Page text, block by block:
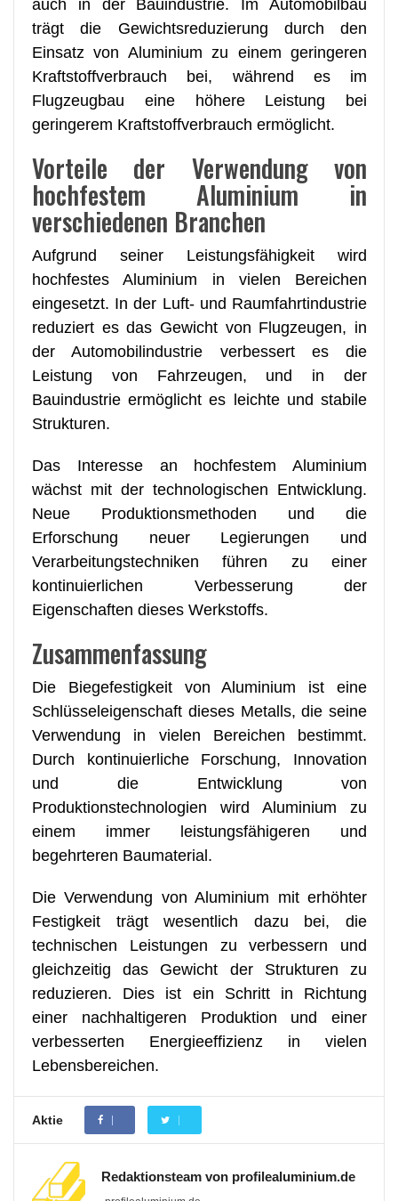
auch in der Bauindustrie. Im Automobilbau
trägt die Gewichtsreduzierung durch den
Einsatz von Aluminium zu einem geringeren
Kraftstoffverbrauch bei, während es im
Flugzeugbau eine höhere Leistung bei
geringerem Kraftstoffverbrauch ermöglicht.
Vorteile der Verwendung von
hochfestem Aluminium in
verschiedenen Branchen
Aufgrund seiner Leistungsfähigkeit wird
hochfestes Aluminium in vielen Bereichen
eingesetzt. In der Luft- und Raumfahrtindustrie
reduziert es das Gewicht von Flugzeugen, in
der Automobilindustrie verbessert es die
Leistung von Fahrzeugen, und in der
Bauindustrie ermöglicht es leichte und stabile
Strukturen.
Das Interesse an hochfestem Aluminium
wächst mit der technologischen Entwicklung.
Neue Produktionsmethoden und die
Erforschung neuer Legierungen und
Verarbeitungstechniken führen zu einer
kontinuierlichen Verbesserung der
Eigenschaften dieses Werkstoffs.
Zusammenfassung
Die Biegefestigkeit von Aluminium ist eine
Schlüsseleigenschaft dieses Metalls, die seine
Verwendung in vielen Bereichen bestimmt.
Durch kontinuierliche Forschung, Innovation
und die Entwicklung von
Produktionstechnologien wird Aluminium zu
einem immer leistungsfähigeren und
begehrteren Baumaterial.
Die Verwendung von Aluminium mit erhöhter
Festigkeit trägt wesentlich dazu bei, die
technischen Leistungen zu verbessern und
gleichzeitig das Gewicht der Strukturen zu
reduzieren. Dies ist ein Schritt in Richtung
einer nachhaltigeren Produktion und einer
verbesserten Energieeffizienz in vielen
Lebensbereichen.
Aktie
Redaktionsteam von profilealuminium.de